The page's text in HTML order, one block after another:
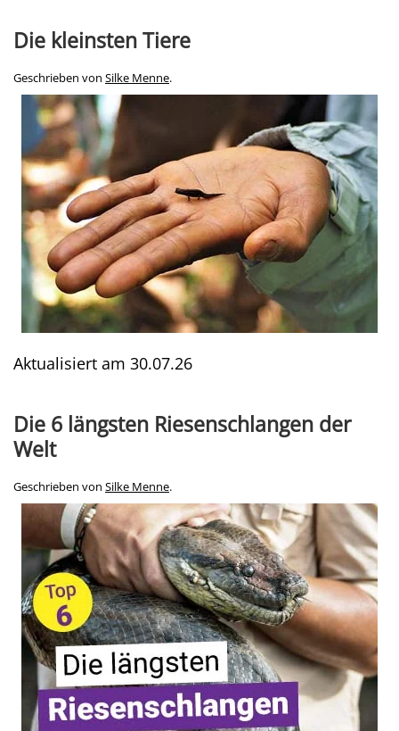
Die kleinsten Tiere
Geschrieben von Silke Menne.
Aktualisiert am 30.07.26
Die 6 längsten Riesenschlangen der
Welt
Geschrieben von Silke Menne.